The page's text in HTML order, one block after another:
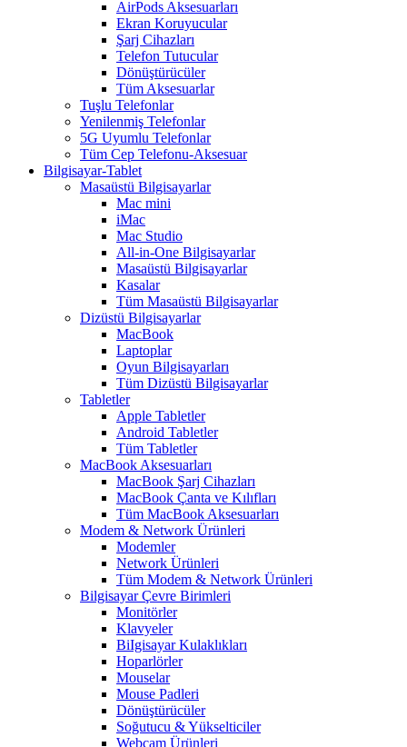
AirPods Aksesuarları
Ekran Koruyucular
Şarj Cihazları
Telefon Tutucular
Dönüştürücüler
Tüm Aksesuarlar
Tuşlu Telefonlar
Yenilenmiş Telefonlar
5G Uyumlu Telefonlar
Tüm Cep Telefonu-Aksesuar
Bilgisayar-Tablet
Masaüstü Bilgisayarlar
Mac mini
iMac
Mac Studio
All-in-One Bilgisayarlar
Masaüstü Bilgisayarlar
Kasalar
Tüm Masaüstü Bilgisayarlar
Dizüstü Bilgisayarlar
MacBook
Laptoplar
Oyun Bilgisayarları
Tüm Dizüstü Bilgisayarlar
Tabletler
Apple Tabletler
Android Tabletler
Tüm Tabletler
MacBook Aksesuarları
MacBook Şarj Cihazları
MacBook Çanta ve Kılıfları
Tüm MacBook Aksesuarları
Modem & Network Ürünleri
Modemler
Network Ürünleri
Tüm Modem & Network Ürünleri
Bilgisayar Çevre Birimleri
Monitörler
Klavyeler
BiIgisayar Kulaklıkları
Hoparlörler
Mouselar
Mouse Padleri
Dönüştürücüler
Soğutucu & Yükselticiler
Webcam Ürünleri